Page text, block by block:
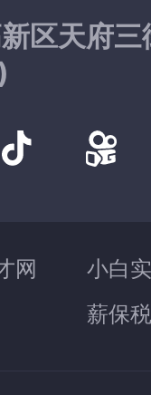
区天府
网
小白
薪保税